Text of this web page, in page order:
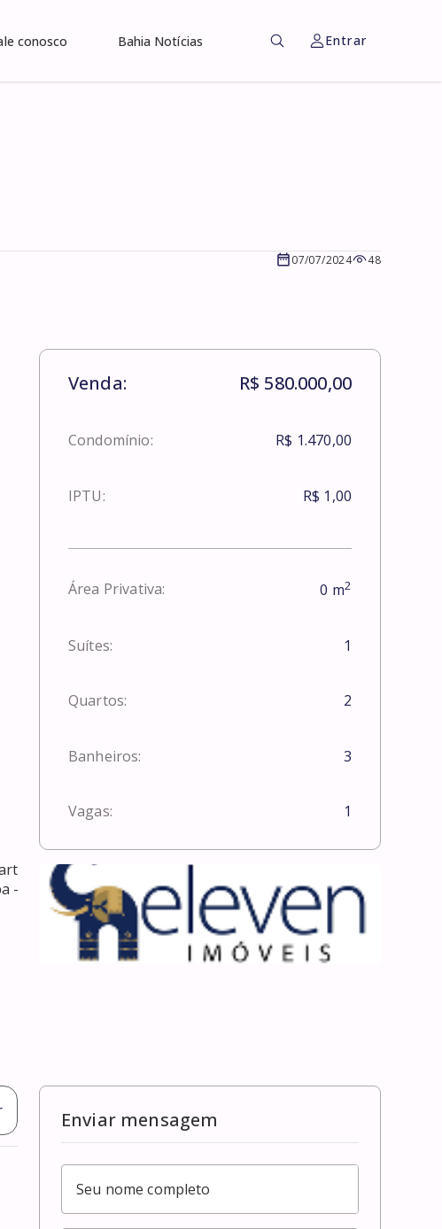
conosco Bahia Notícias Entrar
07/07/2024 48
Venda: R$ 580.000,00
Condomínio: R$ 1.470,00
IPTU: R$ 1,00
Área Privativa: 0 m2
Suítes: 1
Quartos: 2
Banheiros: 3
Vagas: 1
Enviar mensagem